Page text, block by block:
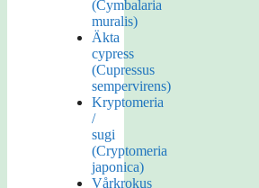
(Cymbalaria
muralis)
Äkta
cypress
(Cupressus
sempervirens)
Kryptomeria
/
sugi
(Cryptomeria
japonica)
Vårkrokus